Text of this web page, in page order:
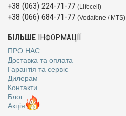
+38 (063) 224-71-77 (Lifecell)
+38 (066) 684-71-77 (Vodafone / MTS)
БІЛЬШЕ ІНФОРМАЦІЇ
ПРО НАС
Доставка та оплата
Гарантія та сервіс
Дилерам
Контакти
Блог
Акція